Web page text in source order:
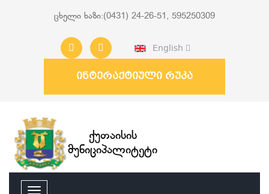
ცხელი ხაზი:(0431) 24-26-51, 595250309
English
ინტერაქტიული რუკა
ქუთაისის
მუნიციპალიტეტი